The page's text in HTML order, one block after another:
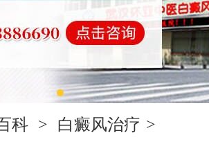
科 > 白癜风治疗 >